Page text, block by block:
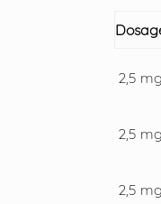
2,5 mg
2,5 mg
2,5 mg